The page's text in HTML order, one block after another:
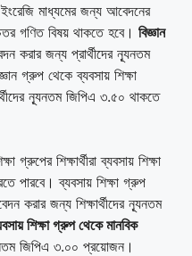
ইংরেজি মাধ্যমের জন্য আবেদনের
গণিত বিষয় থাকতে হবে। বিজ্ঞান
করার জন্য প্রার্থীদের ন্যূনতম
গ্রুপ থেকে ব্যবসায় শিক্ষা
ন্যূনতম জিপিএ ৩.৫০ থাকতে
গ্রুপের শিক্ষার্থীরা ব্যবসায় শিক্ষা
পারবে। ব্যবসায় শিক্ষা গ্রুপ
করার জন্য শিক্ষার্থীদের ন্যূনতম
শিক্ষা গ্রুপ থেকে মানবিক
জিপিএ ৩.০০ প্রয়োজন।